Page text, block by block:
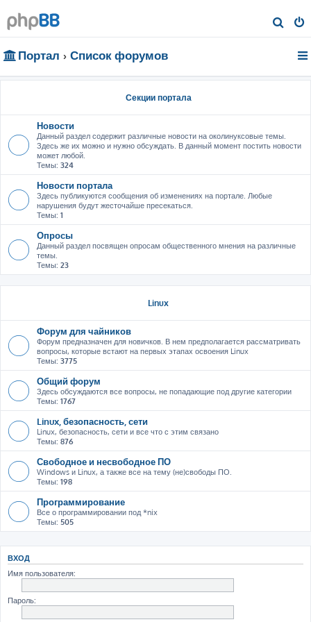
о
Портал Список форумов
Секции портала
Новости
Данный раздел содержит различные новости на околинуксовые темы.
Здесь же их можно и нужно обсуждать. В данный момент постить новости
может любой.
Темы: 324
Новости портала
Здесь публикуются сообщения об изменениях на портале. Любые
нарушения будут жесточайше пресекаться.
Темы: 1
Опросы
Данный раздел посвящен опросам общественного мнения на различные
темы.
Темы: 23
Linux
Форум для чайников
Форум предназначен для новичков. В нем предполагается рассматривать
вопросы, которые встают на первых этапах освоения Linux
Темы: 3775
Общий форум
Здесь обсуждаются все вопросы, не попадающие под другие категории
Темы: 1767
Linux, безопасность, сети
Linux, безопасность, сети и все что с этим связано
Темы: 876
Свободное и несвободное ПО
Windows и Linux, а также все на тему (не)свободы ПО.
Темы: 198
Программирование
Все о программировании под *nix
Темы: 505
ВХОД
Имя пользователя:
Пароль: